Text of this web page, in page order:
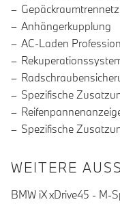
Gepäckraumtrennetz
Anhängerkupplung
AC-Laden
Spezifische
Spezifische
WEITERE
BMW iX xDrive45 - M-